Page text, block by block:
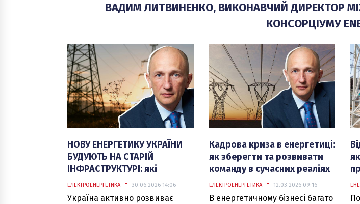
ВАДИМ ЛИТВИНЕНКО, ВИКОНАВЧИЙ ДИРЕКТОР
КОНСОРЦІУМУ
НОВУ ЕНЕРГЕТИКУ УКРАЇНИ
БУДУЮТЬ НА СТАРІЙ
ІНФРАСТРУКТУРІ: які
виклики стоять перед
галуззю
ЕЛЕКТРОЕНЕРГЕТИКА 30.06.2026 14:06
Україна активно розвиває
Кадрова криза в енергетиці:
як зберегти та розвивати
команду в сучасних реаліях
ЕЛЕКТРОЕНЕРГЕТИКА 12.03.2026 09:16
В енергетичному бізнесі багато